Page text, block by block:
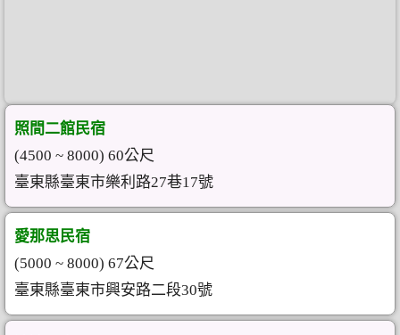
照間二館民宿
(4500 ~ 8000) 60公尺
臺東縣臺東市樂利路27巷17號
愛那思民宿
(5000 ~ 8000) 67公尺
臺東縣臺東市興安路二段30號